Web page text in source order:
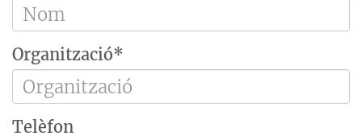
Organització*
Telèfon